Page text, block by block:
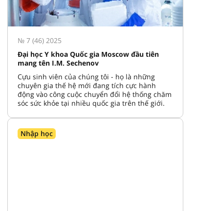
№ 7 (46) 2025
Đại học Y khoa Quốc gia Moscow đầu tiên
mang tên I.M. Sechenov
Cựu sinh viên của chúng tôi - họ là những
chuyên gia thế hệ mới đang tích cực hành
động vào công cuộc chuyển đổi hệ thống chăm
sóc sức khỏe tại nhiều quốc gia trên thế giới.
Nhập học